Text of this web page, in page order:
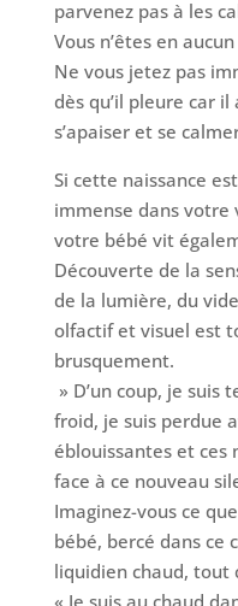
parvenez pas à les
Vous n’êtes en
Ne vous jetez pas
dès qu’il pleure car
s’apaiser et se
Si cette naissance
immense dans votre
votre bébé vit
Découverte de la
de la lumière, du
olfactif et visuel est
brusquement.
» D’un coup, je suis
froid, je suis perdue
éblouissantes et ces
face à ce nouveau
Imaginez-vous ce
bébé, bercé dans ce
liquidien chaud, tout